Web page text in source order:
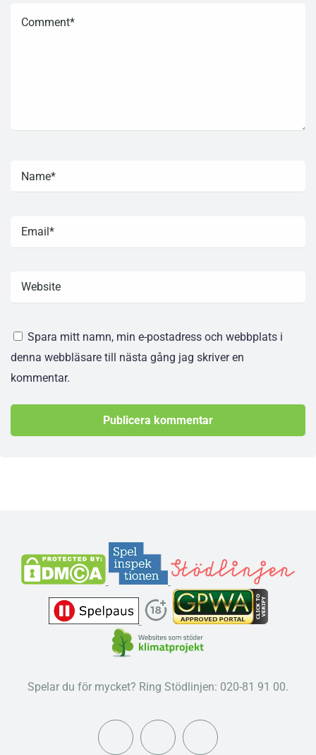
Spara mitt namn, min e-postadress och webbplats i
denna webbläsare till nästa gång jag skriver en
kommentar.
Spelar du för mycket? Ring Stödlinjen: 020-81 91 00.